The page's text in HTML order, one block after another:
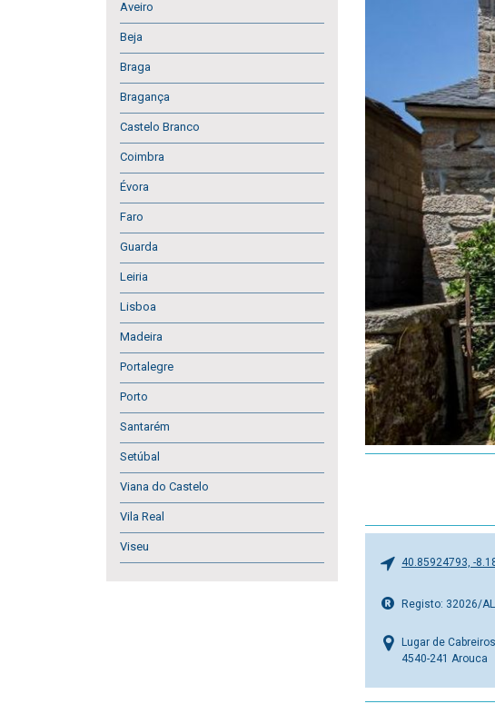
Aveiro
Beja
Braga
Bragança
Castelo Branco
Coimbra
Évora
Faro
Guarda
Leiria
Lisboa
Madeira
Portalegre
Porto
Santarém
Setúbal
Viana do Castelo
Vila Real
Viseu
40.85924793, -
Registo: 32026/AL
Lugar de
4540-241 Arouca